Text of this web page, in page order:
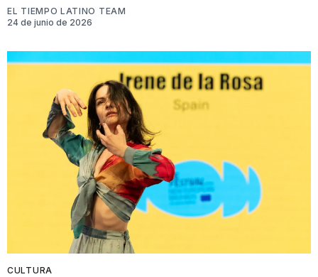
EL TIEMPO LATINO TEAM
24 de junio de 2026
CULTURA